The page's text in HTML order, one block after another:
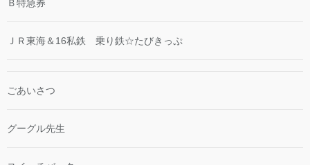
Ｂ特急券
ＪＲ東海＆16私鉄 乗り鉄☆たびきっぷ
ごあいさつ
グーグル先生